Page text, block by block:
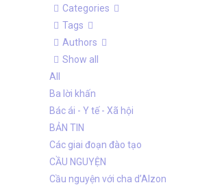
Categories
Tags
Authors
Show all
All
Ba lời khấn
Bác ái - Y tế - Xã hội
BẢN TIN
Các giai đoạn đào tạo
CẦU NGUYỆN
Cầu nguyện với cha d’Alzon